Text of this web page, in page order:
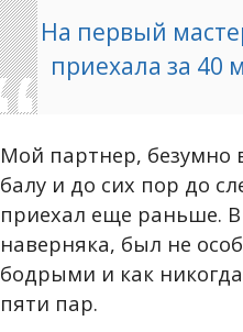
На первый
приехала за 40
Мой партнер,
балу и до сих пор до
приехал еще раньше.
наверняка, был не
бодрыми и как
пяти пар.